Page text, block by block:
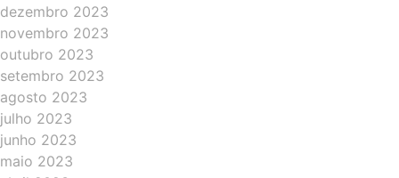
dezembro 2023
novembro 2023
outubro 2023
setembro 2023
agosto 2023
julho 2023
junho 2023
maio 2023